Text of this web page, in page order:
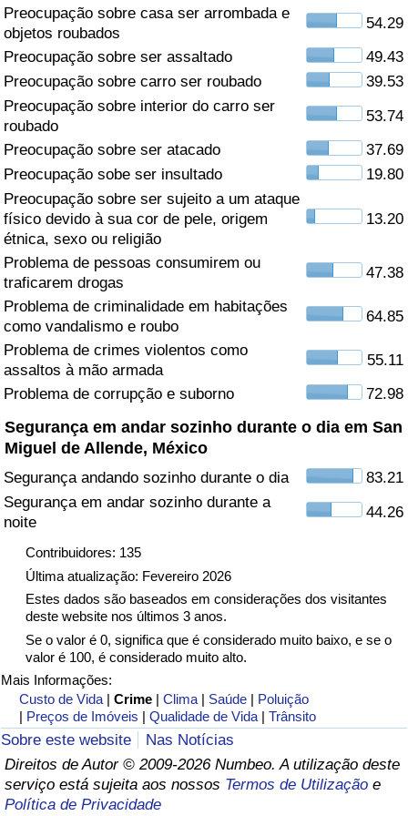
Preocupação sobre casa ser arrombada e
objetos roubados
54.29
Preocupação sobre ser assaltado
49.43
Preocupação sobre carro ser roubado
39.53
Preocupação sobre interior do carro ser
roubado
53.74
Preocupação sobre ser atacado
37.69
Preocupação sobe ser insultado
19.80
Preocupação sobre ser sujeito a um ataque
físico devido à sua cor de pele, origem
étnica, sexo ou religião
13.20
Problema de pessoas consumirem ou
traficarem drogas
47.38
Problema de criminalidade em habitações
como vandalismo e roubo
64.85
Problema de crimes violentos como
assaltos à mão armada
55.11
Problema de corrupção e suborno
72.98
Segurança em andar sozinho durante o dia em San
Miguel de Allende, México
Segurança andando sozinho durante o dia
83.21
Segurança em andar sozinho durante a
noite
44.26
Contribuidores: 135
Última atualização: Fevereiro 2026
Estes dados são baseados em considerações dos visitantes
deste website nos últimos 3 anos.
Se o valor é 0, significa que é considerado muito baixo, e se o
valor é 100, é considerado muito alto.
Mais Informações:
Custo de Vida |Crime |Clima | Saúde | Poluição
| Preços de Imóveis |Qualidade de Vida |Trânsito
Sobre este website
Nas Notícias
Direitos de Autor © 2009-2026 Numbeo. A utilização deste
serviço está sujeita aos nossos Termos de Utilização e
Política de Privacidade
Saúde
Indicador de Saúde (Atual)
Indicador de Saúde
Indicador de Saúde por País
Poluição
Indicador de Poluição (Atual)
Índice de poluição
Indicador de Poluição por País
Trânsito
Indicador de Trânsito
Indicador de Trânsito (Atual)
Indicador de Trânsito por País